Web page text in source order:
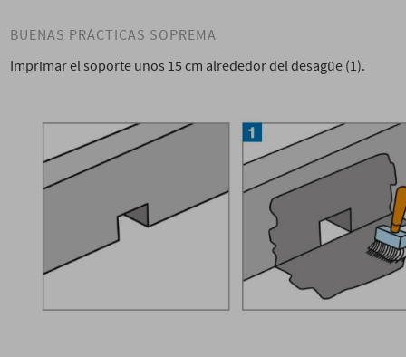
BUENAS PRÁCTICAS SOPREMA
Imprimar el soporte unos 15 cm alrededor del desagüe (1).